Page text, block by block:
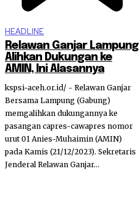
HEADLINE
Relawan Ganjar Lampung
Alihkan Dukungan ke
AMIN, Ini Alasannya
kspsi-aceh.or.id/ - Relawan Ganjar
Bersama Lampung (Gabung)
memgalihkan dukungannya ke
pasangan capres-cawapres nomor
urut 01 Anies-Muhaimin (AMIN)
pada Kamis (21/12/2023). Sekretaris
Jenderal Relawan Ganjar...